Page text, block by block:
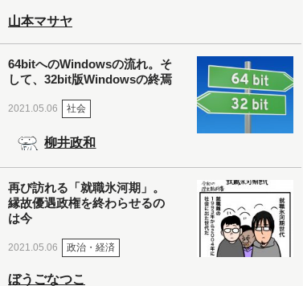
山本マサヤ
64bitへのWindowsの流れ。そ
して、32bit版Windowsの終焉
2021.05.06 社会
柳井政和
再び訪れる「就職氷河期」。
縁故優遇政権を終わらせるの
は今
2021.05.06 政治・経済
ぼうごなつこ